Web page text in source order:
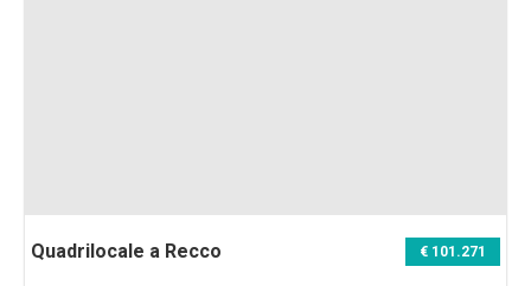
News
Quadrilocale a Recco € 101.271